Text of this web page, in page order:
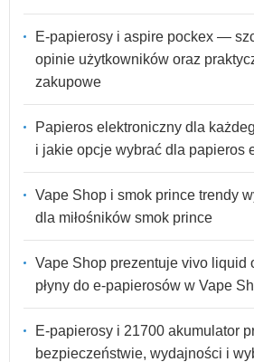
E-papierosy i aspire pockex —
opinie użytkowników oraz
zakupowe
Papieros elektroniczny dla
i jakie opcje wybrać dla papieros
Vape Shop i smok prince trendy
dla miłośników smok prince
Vape Shop prezentuje vivo liquid
płyny do e-papierosów w Vape
E-papierosy i 21700 akumulator
bezpieczeństwie, wydajności i